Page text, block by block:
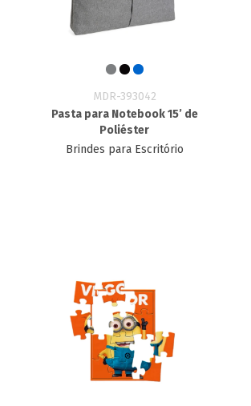
MDR-393042
Pasta para Notebook 15’ de
Poliéster
Brindes para Escritório